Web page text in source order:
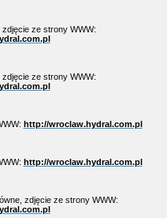
zdjęcie ze strony WWW:
zdjęcie ze strony WWW:
http://wroclaw.hydral.com.pl
http://wroclaw.hydral.com.pl
zdjęcie ze strony WWW: